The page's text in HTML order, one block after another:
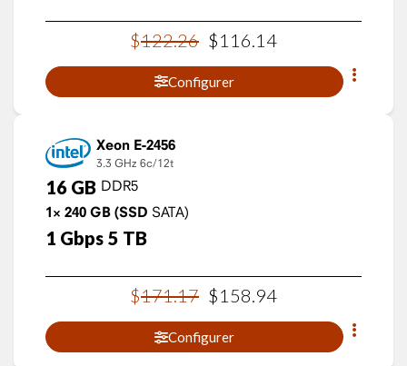
$122.26 $116 14
Configurer
Xeon E-2456
3.3 GHz 6c/12t
16 GB DDR5
1× 240 GB (SSD SATA)
1 Gbps 5 TB
$171.17 $158.94
Configurer